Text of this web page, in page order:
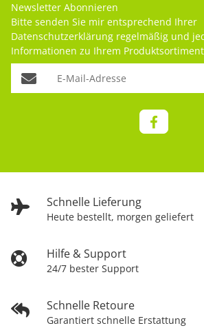
Schnelle Lieferung
Heute bestellt, morgen geliefert
Hilfe & Support
24/7 bester Support
Schnelle Retoure
Garantiert schnelle Erstattung
Newsletter Abonnieren
Bitte senden Sie mir entsprechend Ihrer
Datenschutzerklärung regelmäßig und
Informationen zu Ihrem